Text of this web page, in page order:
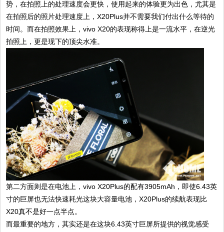
势，在拍照上的处理速度会更快，使用起来的体验更为出色，尤其是
在拍照后的照片处理速度上，X20Plus并不需要我们付出什么等待的
时间。而在拍照效果上，vivo X20的表现称得上是一流水平，在逆光
拍照上，更是现下的顶尖水准。
第二方面则是在电池上，vivo X20Plus的配有3905mAh，即使6.43英
寸的巨屏也无法快速耗光这块大容量电池，X20Plus的续航表现比
X20真不是好一点半点。
而最重要的地方，其实还是在这块6.43英寸巨屏所提供的视觉感受